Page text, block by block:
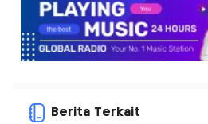
Berita Terkait